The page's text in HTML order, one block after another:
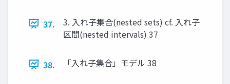
37.
3. 入れ子集合(nested sets) cf. 入れ子
区間(nested intervals) 37
38. 「入れ子集合」モデル 38